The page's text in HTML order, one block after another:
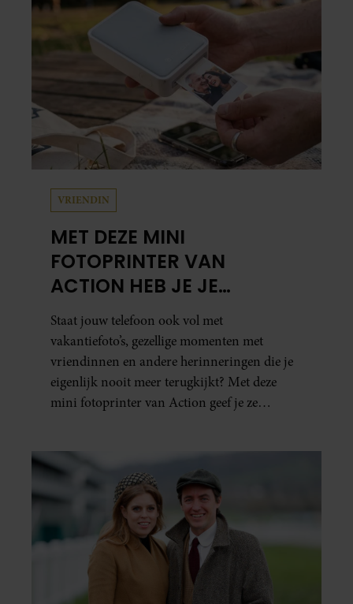
herinneringen op. Daar begon hun leven
samen en werd dochter Lola geboren.
VRIENDIN
MET DEZE MINI
FOTOPRINTER VAN
ACTION HEB JE JE
FAVORIETE FOTO’S BINNEN
ÉÉN MINUUT IN HANDEN
Staat jouw telefoon ook vol met
vakantiefoto’s, gezellige momenten met
vriendinnen en andere herinneringen die je
eigenlijk nooit meer terugkijkt? Met deze
mini fotoprinter van Action geef je ze
al in handen.